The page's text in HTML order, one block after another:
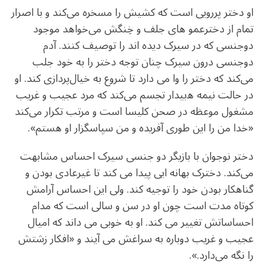
او دختر پررویی است که کشیش را مسخره می‌کند و با اصرار
تمام از دخترعمو های جلف و خِنگش می‌خواهد موجود
دوجنسی‌ که در سیرک دیده اند را توصیف کنند. آدم
دوجنسی درون سیرک چنان توجه دختر را به خود جلب
می‌کند که دختر را وا می دارد تا شروع به خیال‌پردازی کند. او
در حالت نیمه ه‌بیدار تجسم می‌کند که مرد عجیب و غریب
مشغول موعظه در صحن کلیسا است و مرتب تکرار می‌کند
«خدا من را این طوری آفریده و من سپاسگزار او هستم».
دختر نوجوان با بازیگر دو جنسی سیرک احساس مشابهت
می‌کند. دخترک بهانه ایی پیدا می کند تا غیرعادی بودن و
گناهکار بودن خود را توجیه کند. ولی این احساس آرامش
کوتاه‌ مدت است چون او در سن و سالی است که مدام
احساساتش تغییر می کند. او به خوبی می داند که امیال
عجیب و غریب دوباره به سراغش می آیند و «افکار زشتش
را نگه می‌دارد.».